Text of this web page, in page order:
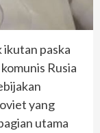
paska
Rusia
yang
utama